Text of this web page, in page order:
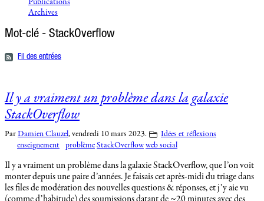
Publications
Archives
Mot-clé - StackOverflow
Fil des entrées
Il y a vraiment un problème dans la galaxie
StackOverflow
Par Damien Clauzel, vendredi 10 mars 2023.
Idées et réflexions
enseignement
problème StackOverflow web social
Il y a vraiment un problème dans la galaxie StackOverflow, que l’on voit
monter depuis une paire d’années. Je faisais cet après-midi du triage dans
les files de modération des nouvelles questions & réponses, et j’y aie vu
(comme d’habitude) des soumissions datant de ~20 minutes avec des